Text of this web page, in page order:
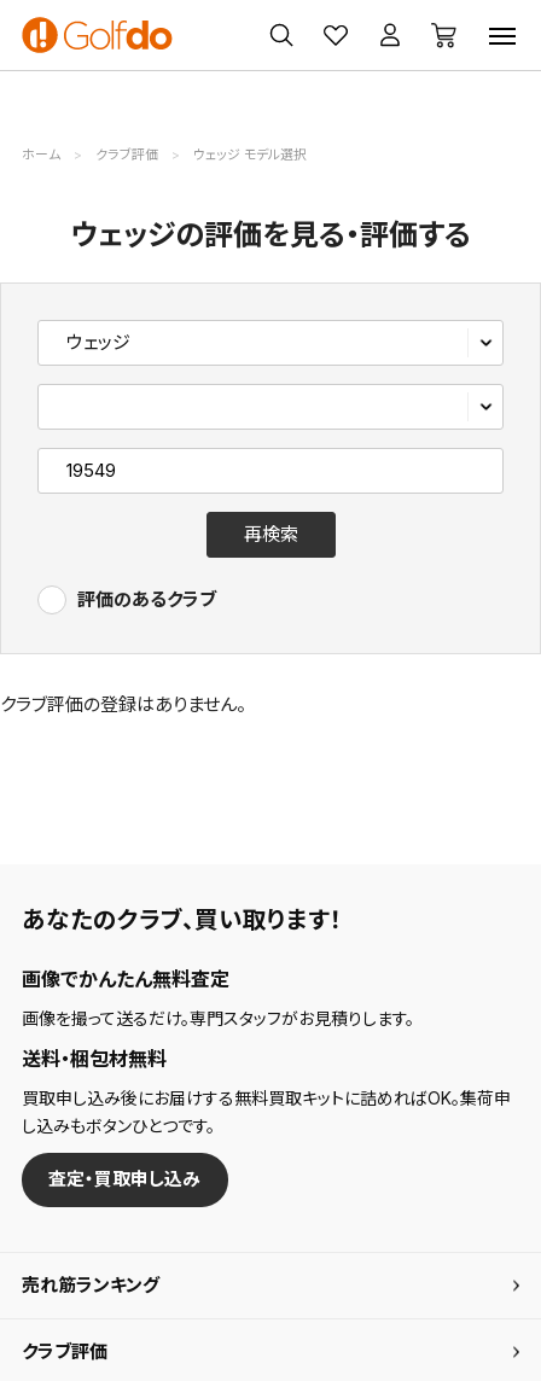
ゴルフ
クラブ
ゴルフ用品
買取
無料査定
クーポン
一覧
ホーム クラブ評価 ウェッジ モデル選択
ウェッジの評価を見る・評価する
再検索
評価のあるクラブ
クラブ評価の登録はありません。
あなたのクラブ、 買い取ります！
画像でかんたん無料査定
画像を撮って送るだけ。専門スタッフがお見積りします。
送料・梱包材無料
買取申し込み後にお届けする無料買取キットに詰めればOK。集荷申
し込みもボタンひとつです。
査定・買取申し込み
売れ筋ランキング
クラブ評価